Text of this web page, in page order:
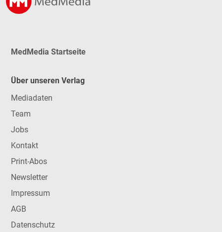
MedMedia Startseite
Über unseren Verlag
Mediadaten
Team
Jobs
Kontakt
Print-Abos
Newsletter
Impressum
AGB
Datenschutz